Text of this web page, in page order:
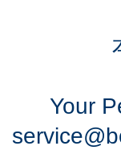
Your